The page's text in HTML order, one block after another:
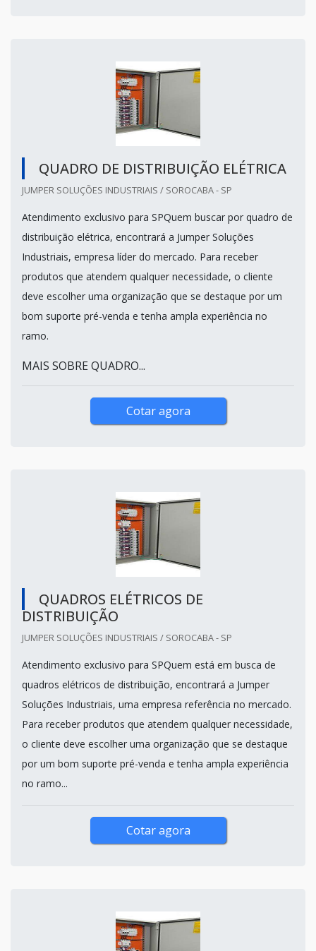
QUADRO DE DISTRIBUIÇÃO ELÉTRICA
JUMPER SOLUÇÕES INDUSTRIAIS / SOROCABA - SP
Atendimento exclusivo para SPQuem buscar por quadro de
distribuição elétrica, encontrará a Jumper Soluções
Industriais, empresa líder do mercado. Para receber
produtos que atendem qualquer necessidade, o cliente
deve escolher uma organização que se destaque por um
bom suporte pré-venda e tenha ampla experiência no
ramo.
MAIS SOBRE QUADRO...
Cotar agora
QUADROS ELÉTRICOS DE
DISTRIBUIÇÃO
JUMPER SOLUÇÕES INDUSTRIAIS / SOROCABA - SP
Atendimento exclusivo para SPQuem está em busca de
quadros elétricos de distribuição, encontrará a Jumper
Soluções Industriais, uma empresa referência no mercado.
Para receber produtos que atendem qualquer necessidade,
o cliente deve escolher uma organização que se destaque
por um bom suporte pré-venda e tenha ampla experiência
no ramo...
Cotar agora